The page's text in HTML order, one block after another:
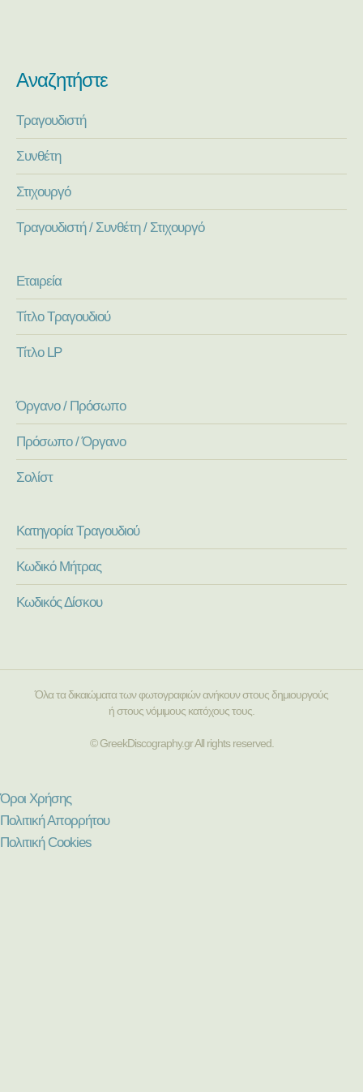
Αναζητήστε
Τραγουδιστή
Συνθέτη
Στιχουργό
Τραγουδιστή / Συνθέτη / Στιχουργό
Εταιρεία
Τίτλο Τραγουδιού
Τίτλο LP
Όργανο / Πρόσωπο
Πρόσωπο / Όργανο
Σολίστ
Κατηγορία Τραγουδιού
Κωδικό Μήτρας
Κωδικός Δίσκου
Όλα τα δικαιώματα των φωτογραφιών ανήκουν στους δημιουργούς
ή στους νόμιμους κατόχους τους.
© GreekDiscography.gr All rights reserved.
Όροι Χρήσης
Πολιτική Απορρήτου
Πολιτική Cookies